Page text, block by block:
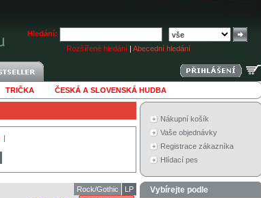
Hledání:
Rozšířené hledání | Abecední hledání
TRIČKA ČESKÁ A SLOVENSKÁ HUDBA
|
LP
Rock/Gothic
Nákupní košík
Vaše objednávky
Registrace zákazníka
Hlídací pes
Vybírejte podle